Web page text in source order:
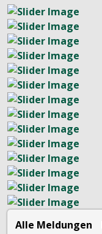
Alle Meldungen